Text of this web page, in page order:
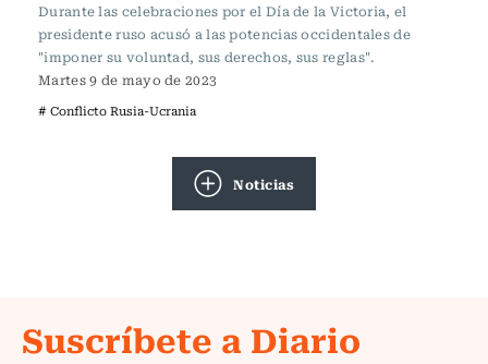
Durante las celebraciones por el Día de la Victoria, el
presidente ruso acusó a las potencias occidentales de
"imponer su voluntad, sus derechos, sus reglas".
Martes 9 de mayo de 2023
# Conflicto Rusia-Ucrania
Noticias